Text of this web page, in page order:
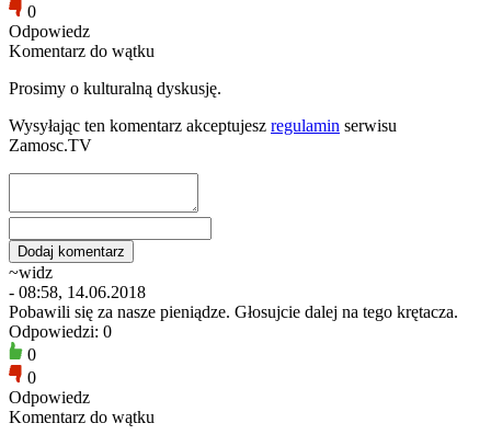
0
Odpowiedz
Komentarz do wątku
Prosimy o kulturalną dyskusję.
Wysyłając ten komentarz akceptujesz regulamin serwisu
Zamosc.TV
~widz
- 08:58, 14.06.2018
Pobawili się za nasze pieniądze. Głosujcie dalej na tego krętacza.
Odpowiedzi: 0
0
0
Odpowiedz
Komentarz do wątku